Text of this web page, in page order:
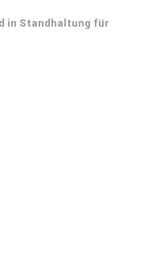
in Standhaltung für